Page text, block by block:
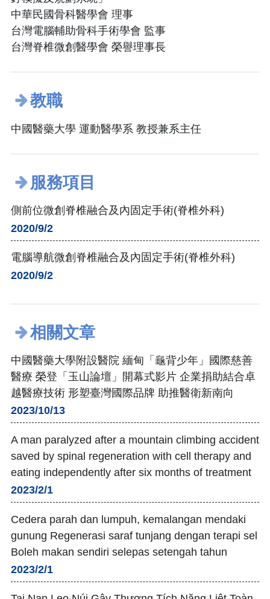
中華民國骨科醫學會 理事
台灣電腦輔助骨科手術學會 監事
台灣脊椎微創醫學會 榮譽理事長
教職
中國醫藥大學 運動醫學系 教授兼系主任
服務項目
側前位微創脊椎融合及內固定手術(脊椎外科)
2020/9/2
電腦導航微創脊椎融合及內固定手術(脊椎外科)
2020/9/2
相關文章
中國醫藥大學附設醫院 緬甸「龜背少年」國際慈善
醫療 榮登「玉山論壇」開幕式影片 企業捐助結合卓
越醫療技術 形塑臺灣國際品牌 助推醫衛新南向
2023/10/13
A man paralyzed after a mountain climbing accident
saved by spinal regeneration with cell therapy and
eating independently after six months of treatment
2023/2/1
Cedera parah dan lumpuh, kemalangan mendaki
gunung Regenerasi saraf tunjang dengan terapi sel
Boleh makan sendiri selepas setengah tahun
2023/2/1